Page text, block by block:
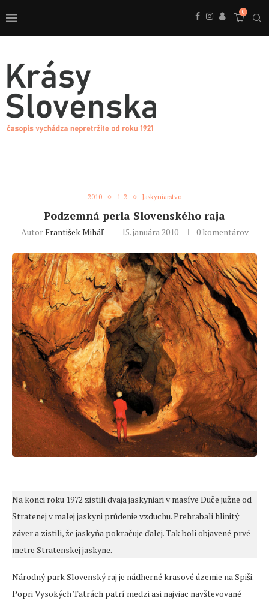
0
2010 1-2 Jaskyniarstvo
Podzemná perla Slovenského raja
AutorFrantišek Miháľ 15. januára 2010 0 komentárov
Na konci roku 1972 zistili dvaja jaskyniari v masíve Duče južne od
Stratenej v malej jaskyni prúdenie vzduchu. Prehrabali hlinitý
záver a zistili, že jaskyňa pokračuje ďalej. Tak boli objavené prvé
metre Stratenskej jaskyne.
Národný park Slovenský raj je nádherné krasové územie na Spiši.
Popri Vysokých Tatrách patrí medzi asi najviac navštevované